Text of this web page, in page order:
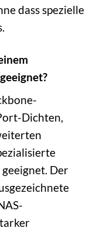
dass spezielle
Dichten,
Der